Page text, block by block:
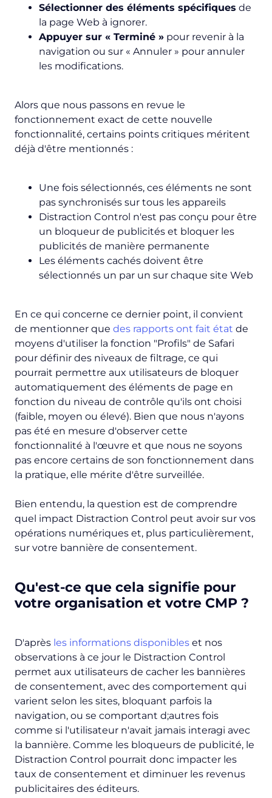
Sélectionner des éléments spécifiques de
la page Web à ignorer.
Appuyer sur « Terminé » pour revenir à la
navigation ou sur « Annuler » pour annuler
les modifications.
Alors que nous passons en revue le
fonctionnement exact de cette nouvelle
fonctionnalité, certains points critiques méritent
déjà d'être mentionnés :
Une fois sélectionnés, ces éléments ne sont
pas synchronisés sur tous les appareils
Distraction Control n'est pas conçu pour être
un bloqueur de publicités et bloquer les
publicités de manière permanente
Les éléments cachés doivent être
sélectionnés un par un sur chaque site Web
En ce qui concerne ce dernier point, il convient
de mentionner que des rapports ont fait état de
moyens d'utiliser la fonction "Profils" de Safari
pour définir des niveaux de filtrage, ce qui
pourrait permettre aux utilisateurs de bloquer
automatiquement des éléments de page en
fonction du niveau de contrôle qu'ils ont choisi
(faible, moyen ou élevé). Bien que nous n'ayons
pas été en mesure d'observer cette
fonctionnalité à l'œuvre et que nous ne soyons
pas encore certains de son fonctionnement dans
la pratique, elle mérite d'être surveillée.
Bien entendu, la question est de comprendre
quel impact Distraction Control peut avoir sur vos
opérations numériques et, plus particulièrement,
sur votre bannière de consentement.
Qu'est-ce que cela signifie pour
votre organisation et votre CMP ?
D'après les informations disponibles et nos
observations à ce jour le Distraction Control
permet aux utilisateurs de cacher les bannières
de consentement, avec des comportement qui
varient selon les sites, bloquant parfois la
navigation, ou se comportant d;autres fois
comme si l'utilisateur n'avait jamais interagi avec
la bannière. Comme les bloqueurs de publicité, le
Distraction Control pourrait donc impacter les
taux de consentement et diminuer les revenus
publicitaires des éditeurs.